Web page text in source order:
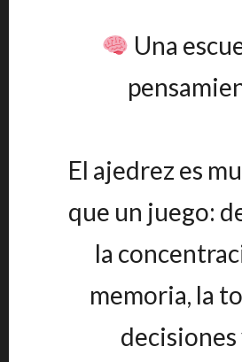
Una
El ajedrez es
que un juego:
la
memoria, la
decisiones